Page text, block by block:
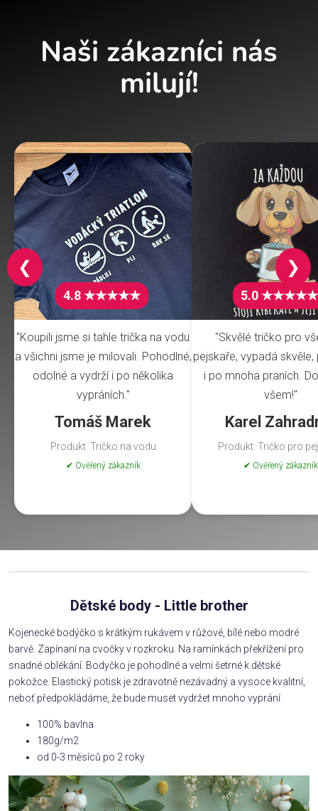
Naši zákazníci nás
milují!
4.8 ★★★★★
"Koupili jsme si tahle trička na vodu
a všichni jsme je milovali. Pohodlné,
odolné a vydrží i po několika
vypráních."
Tomáš Marek
Produkt: Tričko na vodu
✔ Ověřený zákazník
5.0 ★★★★★
"Skvělé tričko pro
pejskaře, vypadá
i po mnoha praních.
všem!"
Karel
Produkt: Tričko pro
✔ Ověřený zákazník
❮ ❯
Dětské body - Little brother
Kojenecké bodýčko s krátkým rukávem v růžové, bílé nebo modré
barvě. Zapínaní na cvočky v rozkroku. Na ramínkách překřížení pro
snadné oblékání. Bodyčko je pohodlné a velmi šetrné k dětské
pokožce. Elastický potisk je zdravotně nezávadný a vysoce kvalitní,
neboť předpokládáme, že bude muset vydržet mnoho vyprání.
100% bavlna
180g/m2
od 0-3 měsíců po 2 roky